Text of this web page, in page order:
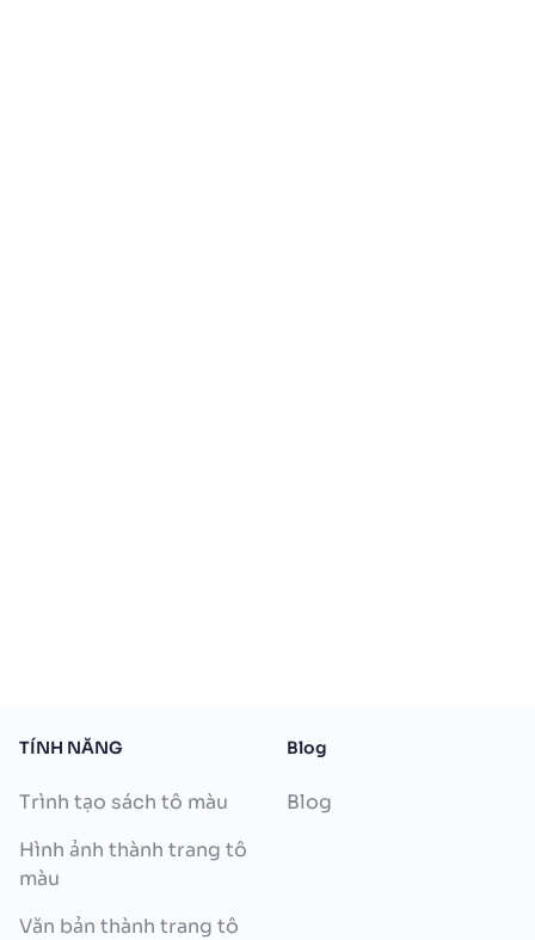
TÍNH NĂNG
Trình tạo sách tô màu
Hình ảnh thành trang tô
màu
Văn bản thành trang tô
Blog
Blog